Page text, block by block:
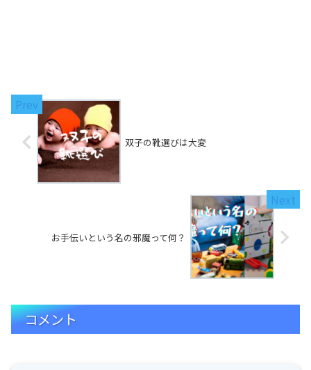
双子の靴選びは大変
お手伝いという名の邪魔って何？
コメント